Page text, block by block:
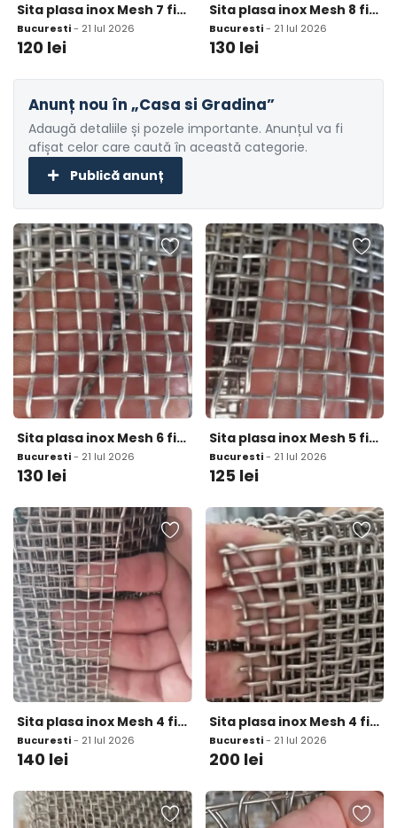
Sita plasa inox Mesh 7 fir 0 8mm ochi 2 82mm
Bucuresti- 21 Iul 2026
120 lei
Sita plasa inox Mesh 8 fir 0 7mm ochi 2 47mm
Bucuresti- 21 Iul 2026
130 lei
Anunț nou în „Casa si Gradina”
Adaugă detaliile și pozele importante. Anunțul va fi
afișat celor care caută în această categorie.
Publică anunț
Sita plasa inox Mesh 6 fir 0 9mm ochi 3 33mm
Bucuresti- 21 Iul 2026
130 lei
Sita plasa inox Mesh 5 fir 1mm ochi 4 08mm
Bucuresti- 21 Iul 2026
125 lei
Sita plasa inox Mesh 4 fir 1 2mm ochi 5 15mm
Bucuresti- 21 Iul 2026
140 lei
Sita plasa inox Mesh 4 fir 1 6mm ochi 4 75mm
Bucuresti- 21 Iul 2026
200 lei